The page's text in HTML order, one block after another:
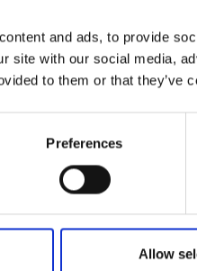
and ads, to provide
site with our social media,
to them or that
Preferences
Allow
Un progetto del
con la Regione
Vedi tutti i partner